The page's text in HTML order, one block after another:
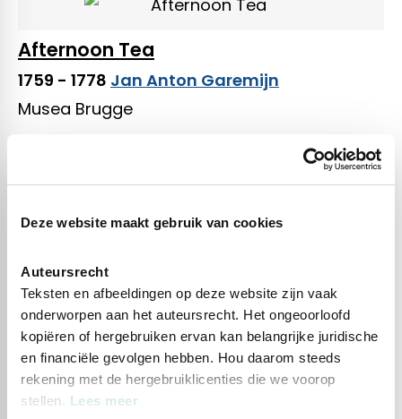
Deze website maakt gebruik van cookies
Auteursrecht
Teksten en afbeeldingen op deze website zijn vaak
onderworpen aan het auteursrecht. Het ongeoorloofd
kopiëren of hergebruiken ervan kan belangrijke juridische
en financiële gevolgen hebben. Hou daarom steeds
rekening met de hergebruiklicenties die we voorop
stellen. Lees meer
Afternoon Tea
1759 - 1778 Jan Anton Garemijn
Musea Brugge
Landscape no. 37
Royal Museum of Fine Arts Antwerp
Les Diaboliques: Le spinx